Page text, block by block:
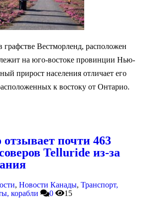
графстве Вестморленд, расположен
на юго-востоке провинции Нью-
прирост населения отличает его
к востоку от Онтарио.
почти 463
Telluride из-за
, Новости Канады, Транспорт,
корабли
0 15